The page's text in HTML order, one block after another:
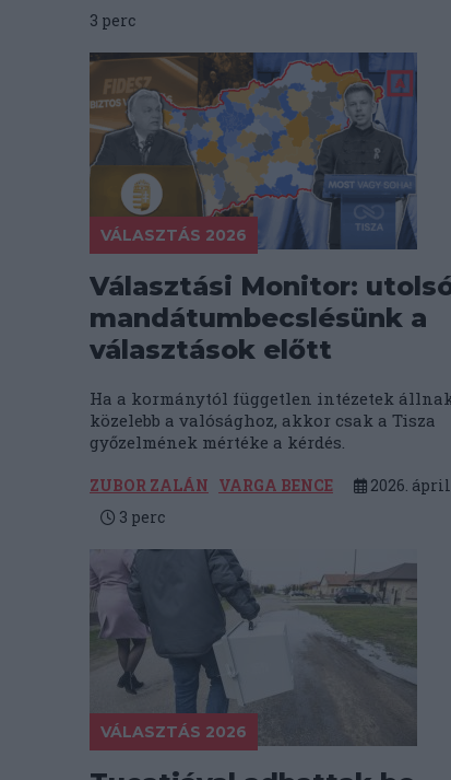
3 perc
VÁLASZTÁS 2026
Választási Monitor:
mandátumbecslésünk a
választások előtt
Ha a kormánytól független intézetek
közelebb a valósághoz, akkor csak a Tisza
győzelmének mértéke a kérdés.
ZUBOR ZALÁN VARGA BENCE
2026.
3 perc
VÁLASZTÁS 2026